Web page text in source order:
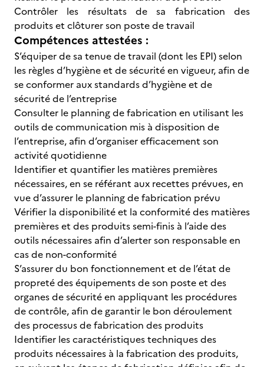
Contrôler les résultats de sa fabrication des
produits et clôturer son poste de travail
Compétences attestées :
S’équiper de sa tenue de travail (dont les EPI) selon
les règles d’hygiène et de sécurité en vigueur, afin de
se conformer aux standards d’hygiène et de
sécurité de l’entreprise
Consulter le planning de fabrication en utilisant les
outils de communication mis à disposition de
l’entreprise, afin d’organiser efficacement son
activité quotidienne
Identifier et quantifier les matières premières
nécessaires, en se référant aux recettes prévues, en
vue d’assurer le planning de fabrication prévu
Vérifier la disponibilité et la conformité des matières
premières et des produits semi-finis à l’aide des
outils nécessaires afin d’alerter son responsable en
cas de non-conformité
S’assurer du bon fonctionnement et de l’état de
propreté des équipements de son poste et des
organes de sécurité en appliquant les procédures
de contrôle, afin de garantir le bon déroulement
des processus de fabrication des produits
Identifier les caractéristiques techniques des
produits nécessaires à la fabrication des produits,